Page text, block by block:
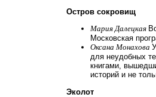
Остров сокровищ
Мария Далецкая
Московская
Оксана Монахова
для неудобных
книгами,
историй и не
Эколот